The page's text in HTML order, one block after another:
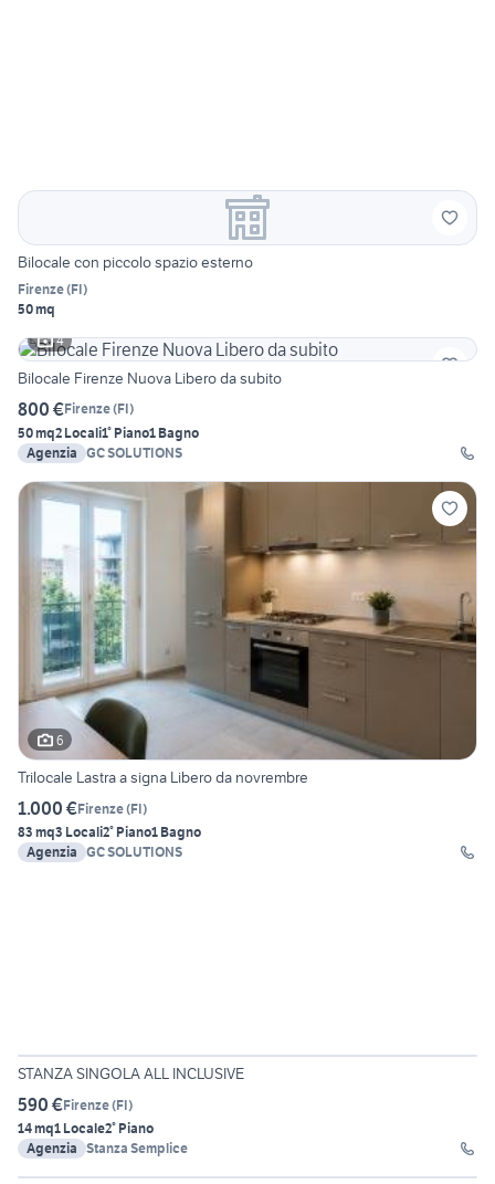
Bilocale con piccolo spazio esterno
Firenze(FI)
50 mq
4
Bilocale Firenze Nuova Libero da subito
800 €Firenze(FI)
50 mq2 Locali1° Piano1 Bagno
Agenzia GC SOLUTIONS
6
Trilocale Lastra a signa Libero da novrembre
1.000 €Firenze(FI)
83 mq3 Locali2° Piano1 Bagno
Agenzia GC SOLUTIONS
STANZA SINGOLA ALL INCLUSIVE
590 €Firenze(FI)
14 mq1 Locale2° Piano
Agenzia Stanza Semplice
2